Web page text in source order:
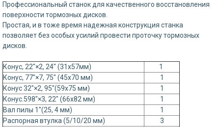
Профессиональный станок для качественного восстановления
поверхности тормозных дисков.
Простая, и в тоже время надежная конструкция станка
позволяет без особых усилий провести проточку тормозных
дисков.
Конус, 22"×2, 24" (31x57мм)
1
Конус, 77"×7, 75" (45x70 мм)
1
Конус 32"×2, 95"(59x75 мм)
1
Конус.598"×3, 22" (66x82 мм)
1
Вал пилы 1"(25, 4 мм)
1
Распорная втулка (5/10/20 мм)
3